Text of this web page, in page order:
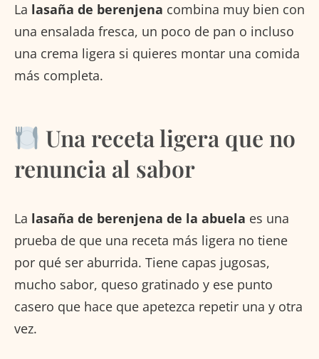
La lasaña de berenjena combina muy bien con
una ensalada fresca, un poco de pan o incluso
una crema ligera si quieres montar una comida
más completa.
Una receta ligera que no
renuncia al sabor
La lasaña de berenjena de la abuela es una
prueba de que una receta más ligera no tiene
por qué ser aburrida. Tiene capas jugosas,
mucho sabor, queso gratinado y ese punto
casero que hace que apetezca repetir una y otra
vez.